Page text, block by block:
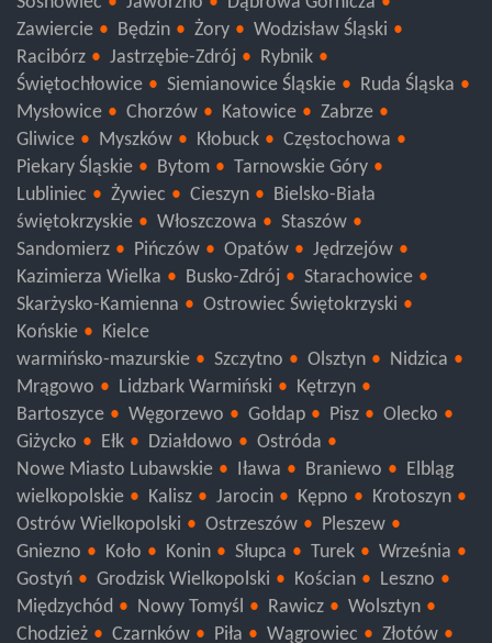
Sosnowiec
Jaworzno
Dąbrowa Górnicza
Zawiercie
Będzin Żory
Wodzisław Śląski
Racibórz
Jastrzębie-Zdrój
Rybnik
Świętochłowice
Siemianowice Śląskie
Ruda Śląska
Mysłowice
Chorzów Katowice
Zabrze
Gliwice
Myszków Kłobuck
Częstochowa
Piekary Śląskie
Bytom
Tarnowskie Góry
Lubliniec
Żywiec Cieszyn
Bielsko-Biała
świętokrzyskie
Włoszczowa
Staszów
Sandomierz
Pińczów Opatów
Jędrzejów
Kazimierza Wielka
Busko-Zdrój
Starachowice
Skarżysko-Kamienna
Końskie
Kielce
warmińsko-mazurskie
Szczytno Olsztyn
Mrągowo
Lidzbark Warmiński
Kętrzyn
Bartoszyce
Węgorzewo Gołdap Pisz
Giżycko
Ełk Działdowo
Ostróda
Nowe Miasto Lubawskie
Iława Braniewo
Elbląg
wielkopolskie
Kalisz Jarocin Kępno
Krotoszyn
Ostrów Wielkopolski
Ostrzeszów
Pleszew
Gniezno
Koło Konin Słupca Turek
Września
Gostyń
Grodzisk Wielkopolski Kościan
Leszno
Międzychód
Nowy Tomyśl Rawicz
Wolsztyn